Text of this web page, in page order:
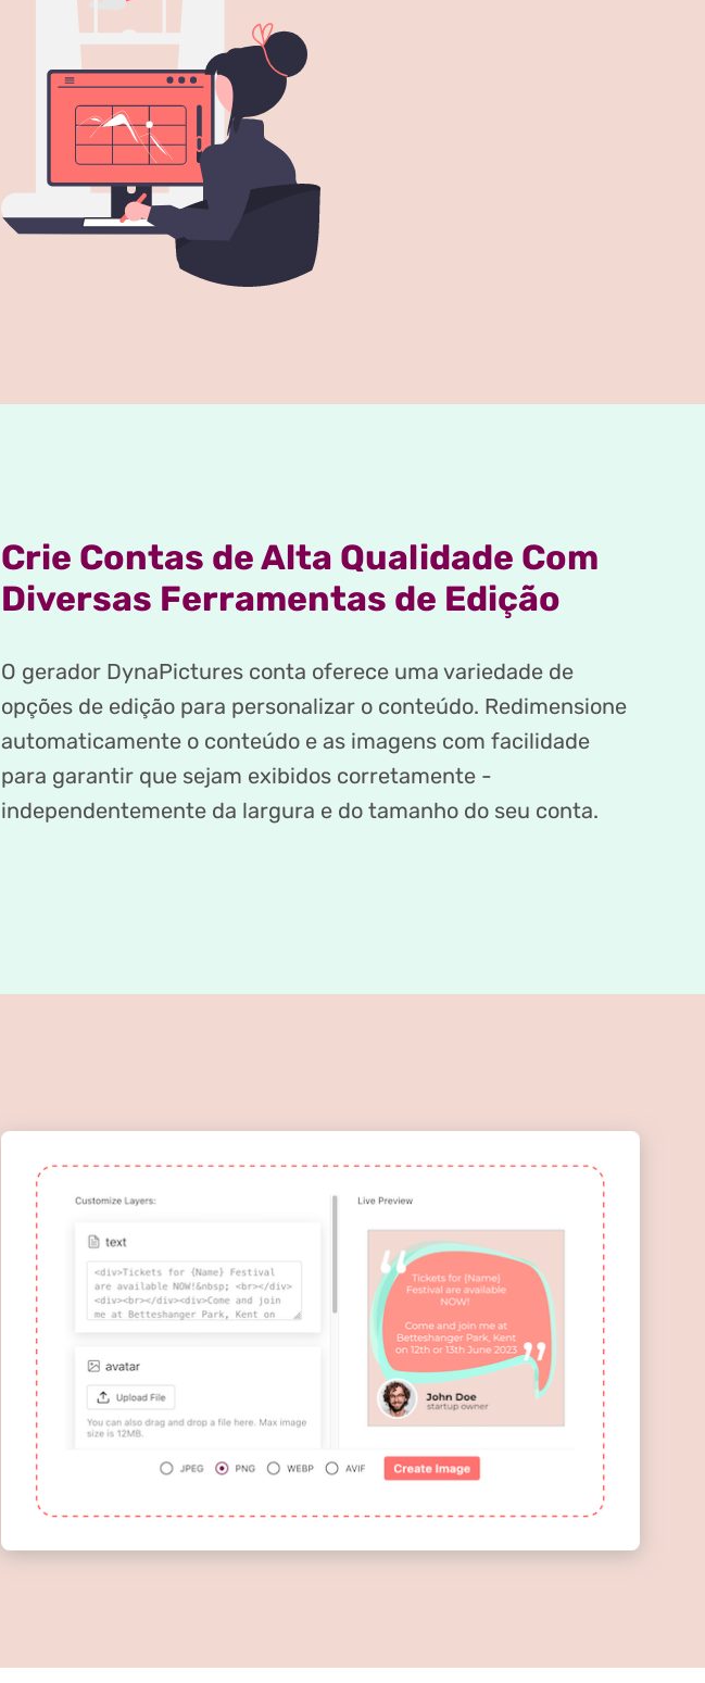
Crie Contas de Alta Qualidade Com
Diversas Ferramentas de Edição
O gerador DynaPictures conta oferece uma variedade de
opções de edição para personalizar o conteúdo. Redimensione
automaticamente o conteúdo e as imagens com facilidade
para garantir que sejam exibidos corretamente -
independentemente da largura e do tamanho do seu conta.